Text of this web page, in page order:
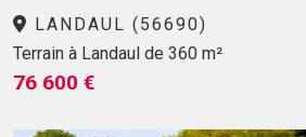
LANDAUL (56690)
Terrain à Landaul de 360 m²
76 600 €